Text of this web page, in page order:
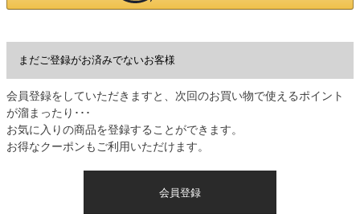
まだご登録がお済みでないお客様
会員登録をしていただきますと、次回のお買い物で使えるポイント
が溜まったり･･･
お気に入りの商品を登録することができます。
お得なクーポンもご利用いただけます。
会員登録